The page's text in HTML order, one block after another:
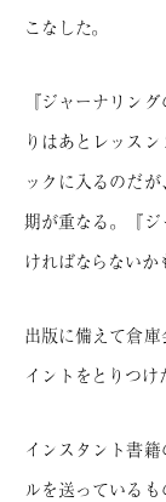
こなした。
『ジャーナリン
りはあとレッス
ックに入るのだ
期が重なる。『
ければならないか
出版に備えて倉
イントをとりつけ
インスタント書
ルを送っている